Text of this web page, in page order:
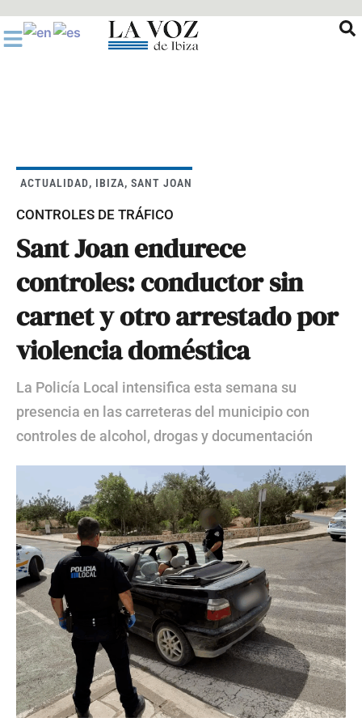
al
contenido
ACTUALIDAD, IBIZA, SANT JOAN
CONTROLES DE TRÁFICO
Sant Joan endurece
controles: conductor sin
carnet y otro arrestado por
violencia doméstica
La Policía Local intensifica esta semana su
presencia en las carreteras del municipio con
controles de alcohol, drogas y documentación